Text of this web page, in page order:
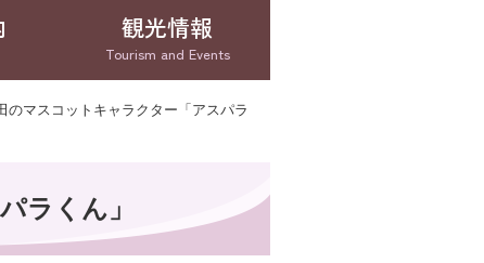
観光情報
Tourism and Events
のマスコットキャラクター「アスパラ
ラくん」